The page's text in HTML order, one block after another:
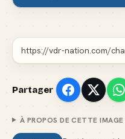
Partager
À PROPOS DE CETTE IMAGE